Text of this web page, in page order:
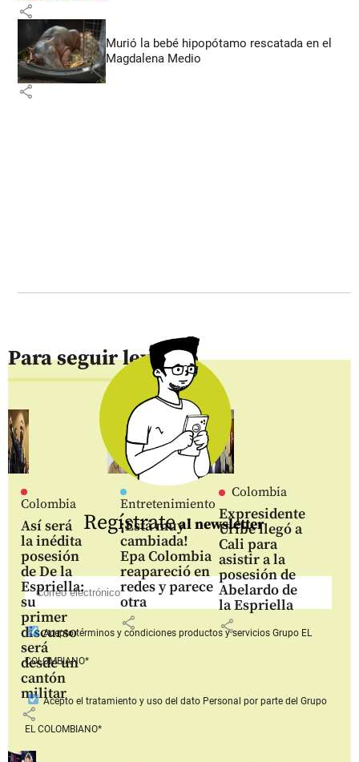
share
Murió la bebé hipopótamo rescatada en el
Magdalena Medio
share
Para seguir leyendo
Colombia
Así será
la inédita
posesión
de De la
Espriella:
su
primer
discurso
será
desde un
cantón
militar
share
Entretenimiento
¡Está muy
cambiada!
Epa Colombia
reapareció en
redes y parece
otra
share
Colombia
Expresidente
Uribe llegó a
Cali para
asistir a la
posesión de
Abelardo de
la Espriella
share
Regístrateal newsletter
Aceptotérminos y condiciones productos y serviciosGrupo EL
COLOMBIANO*
Acepto el tratamiento y uso del dato Personal por parte del Grupo
EL COLOMBIANO*